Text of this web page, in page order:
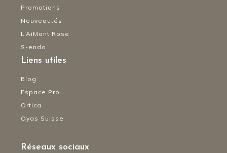
Promotions
Nouveautés
L’AiMant Rose
S-endo
Liens utiles
Blog
Espace Pro
Ortica
Oyas Suisse
Réseaux sociaux